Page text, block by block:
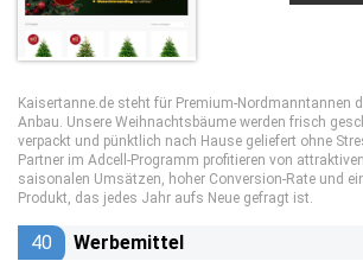
Kaisertanne.de steht für Premium-Nordmanntannen
Anbau. Unsere Weihnachtsbäume werden frisch
verpackt und pünktlich nach Hause geliefert ohne
Partner im Adcell-Programm profitieren von
saisonalen Umsätzen, hoher Conversion-Rate und
Produkt, das jedes Jahr aufs Neue gefragt ist.
40 Werbemittel